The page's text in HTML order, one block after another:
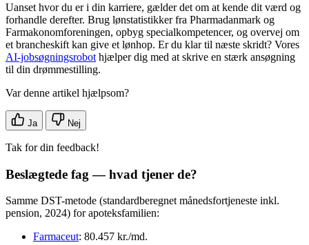
Uanset hvor du er i din karriere, gælder det om at kende dit værd og
forhandle derefter. Brug lønstatistikker fra Pharmadanmark og
Farmakonomforeningen, opbyg specialkompetencer, og overvej om
et brancheskift kan give et lønhop. Er du klar til næste skridt? Vores
AI-jobsøgningsrobot hjælper dig med at skrive en stærk ansøgning
til din drømmestilling.
Var denne artikel hjælpsom?
Ja Nej
Tak for din feedback!
Beslægtede fag — hvad tjener de?
Samme DST-metode (standardberegnet månedsfortjeneste inkl.
pension, 2024) for apoteksfamilien:
Farmaceut: 80.457 kr./md.